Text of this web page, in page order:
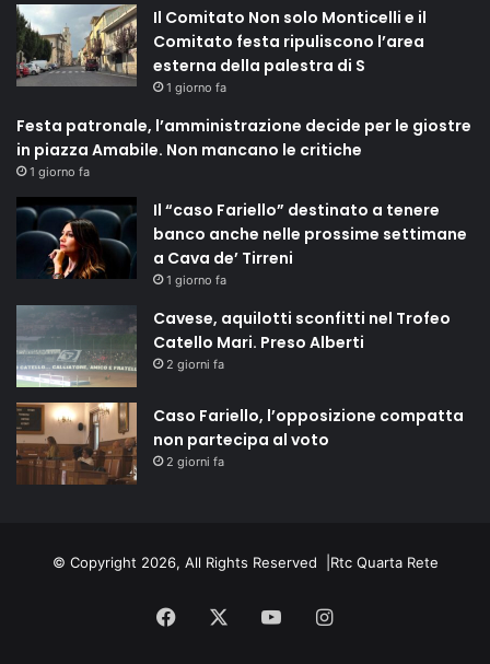
Il Comitato Non solo Monticelli e il
Comitato festa ripuliscono l’area
esterna della palestra di S
1 giorno fa
Festa patronale, l’amministrazione decide per le giostre
in piazza Amabile. Non mancano le critiche
1 giorno fa
Il “caso Fariello” destinato a tenere
banco anche nelle prossime settimane
a Cava de’ Tirreni
1 giorno fa
Cavese, aquilotti sconfitti nel Trofeo
Catello Mari. Preso Alberti
2 giorni fa
Caso Fariello, l’opposizione compatta
non partecipa al voto
2 giorni fa
© Copyright 2026, All Rights Reserved | Rtc Quarta Rete
Facebook You Instagram